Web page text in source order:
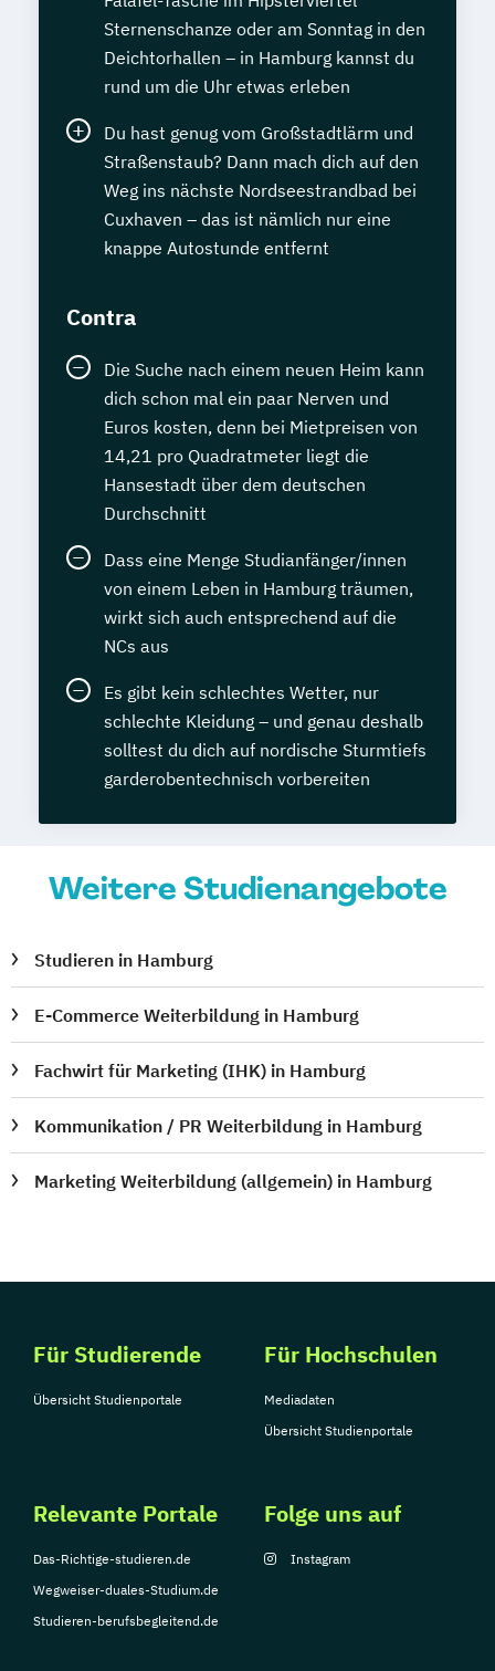
Sternenschanze oder am Sonntag in den
Deichtorhallen – in Hamburg kannst du
rund um die Uhr etwas erleben
Du hast genug vom Großstadtlärm und
Straßenstaub? Dann mach dich auf den
Weg ins nächste Nordseestrandbad bei
Cuxhaven – das ist nämlich nur eine
knappe Autostunde entfernt
Contra
Die Suche nach einem neuen Heim kann
dich schon mal ein paar Nerven und
Euros kosten, denn bei Mietpreisen von
14,21 pro Quadratmeter liegt die
Hansestadt über dem deutschen
Durchschnitt
Dass eine Menge Studianfänger/innen
von einem Leben in Hamburg träumen,
wirkt sich auch entsprechend auf die
NCs aus
Es gibt kein schlechtes Wetter, nur
schlechte Kleidung – und genau deshalb
solltest du dich auf nordische Sturmtiefs
garderobentechnisch vorbereiten
Weitere Studienangebote
Studieren in Hamburg
E-Commerce Weiterbildung in Hamburg
Fachwirt für Marketing (IHK) in Hamburg
Kommunikation / PR Weiterbildung in Hamburg
Marketing Weiterbildung (allgemein) in Hamburg
Für Studierende
Übersicht Studienportale
Für Hochschulen
Mediadaten
Übersicht Studienportale
Relevante Portale
Das-Richtige-studieren.de
Wegweiser-duales-Studium.de
Studieren-berufsbegleitend.de
Folge uns auf
Instagram